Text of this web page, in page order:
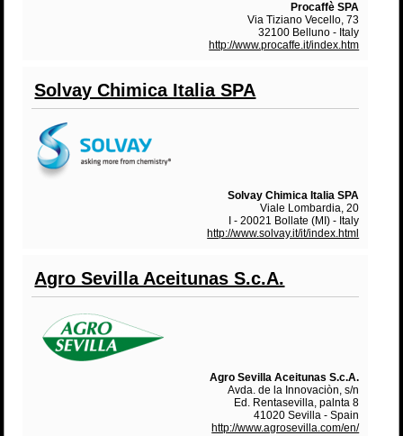
Procaffè SPA
Via Tiziano Vecello, 73
32100 Belluno - Italy
http://www.procaffe.it/index.htm
Solvay Chimica Italia SPA
Solvay Chimica Italia SPA
Viale Lombardia, 20
I - 20021 Bollate (MI) - Italy
http://www.solvay.it/it/index.html
Agro Sevilla Aceitunas S.c.A.
Agro Sevilla Aceitunas S.c.A.
Avda. de la Innovaciòn, s/n
Ed. Rentasevilla, palnta 8
41020 Sevilla - Spain
http://www.agrosevilla.com/en/